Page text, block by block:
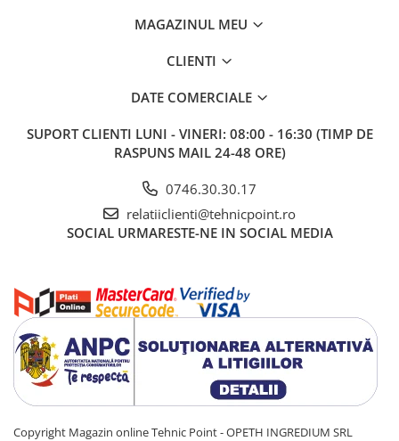
MAGAZINUL MEU
CLIENTI
DATE COMERCIALE
SUPORT CLIENTI LUNI - VINERI: 08:00 - 16:30 (TIMP DE
RASPUNS MAIL 24-48 ORE)
0746.30.30.17
relatiiclienti@tehnicpoint.ro
SOCIAL URMARESTE-NE IN SOCIAL MEDIA
Copyright Magazin online Tehnic Point - OPETH INGREDIUM SRL